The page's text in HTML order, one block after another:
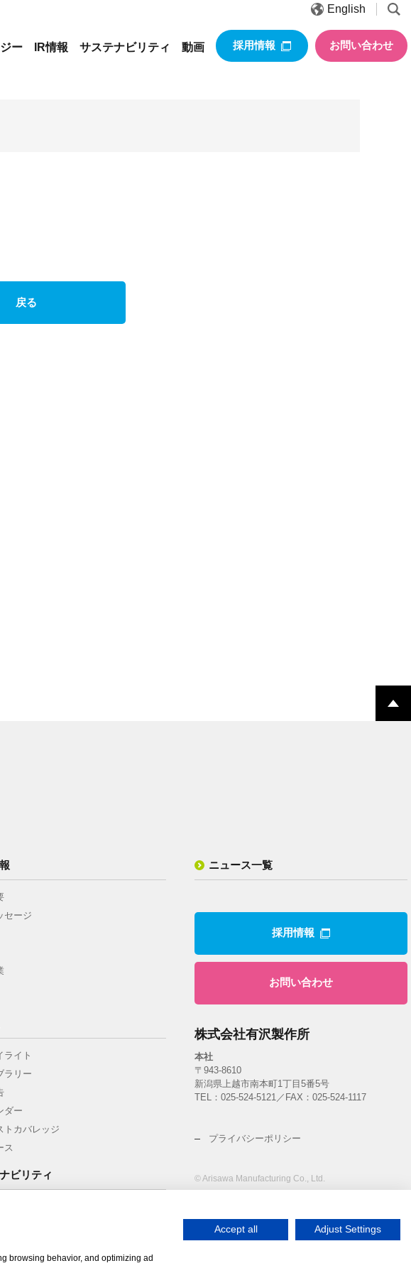
ー IR情報 サステナビリティ 動画
English
採用情報 お問い合わせ
戻る
セージ
ライト
ラリー
ダー
トカバレッジ
ス
ビリティ
ース
ニュース一覧
採用情報
お問い合わせ
株式会社有沢製作所
本社
〒943-8610
新潟県上越市南本町1丁目5番5号
TEL： 025-524-5121 ／FAX：025-524-1117
プライバシーポリシー
© Arisawa Manufacturing Co., Ltd.
browsing behavior, and optimizing ad
Accept all Adjust Settings